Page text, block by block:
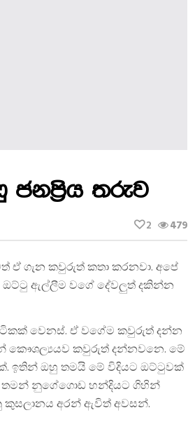
ජනප්‍රිය තරුව
479
2
ඒ ගැන කවුරුත් කතා කරනවා. අපේ
ඇල්ලීම වගේ දේවලුත් දකින්න
වෙනස්. ඒ වගේම කවුරුත් දන්න
කෞශල්‍යයව කවුරුත් දන්නවනෙ. මේ
ඉතින් ඔහු තමයි මේ විදියට ඔට්ටුවක්
තමන් නුගේගොඩ හන්දියට ගිහින්
කුසලානය අරන් ඇවිත් අවසන්.